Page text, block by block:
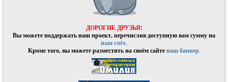
ДОРОГИЕ ДРУЗЬЯ!
Вы можете поддержать наш проект, перечислив доступную вам сумму на
наш счёт.
Кроме того, вы можете разместить на своём сайтенаш баннер.